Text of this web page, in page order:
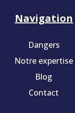
Navigation
Dangers
Notre expertise
Blog
Contact